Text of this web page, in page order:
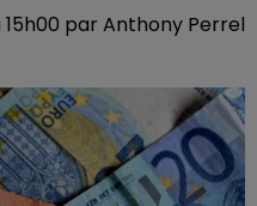
par Anthony Perrel